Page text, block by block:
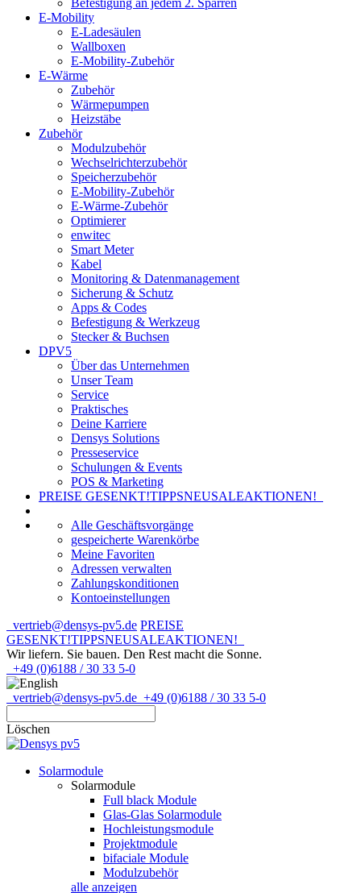
E-Mobility
E-Ladesäulen
Wallboxen
E-Mobility-Zubehör
E-Wärme
Zubehör
Wärmepumpen
Heizstäbe
Zubehör
Modulzubehör
Wechselrichterzubehör
Speicherzubehör
E-Mobility-Zubehör
E-Wärme-Zubehör
Optimierer
enwitec
Smart Meter
Kabel
Monitoring & Datenmanagement
Sicherung & Schutz
Apps & Codes
Befestigung & Werkzeug
Stecker & Buchsen
DPV5
Über das Unternehmen
Unser Team
Service
Praktisches
Deine Karriere
Densys Solutions
Presseservice
Schulungen & Events
POS & Marketing
PREISE GESENKT!TIPPSNEUSALEAKTIONEN!
Alle Geschäftsvorgänge
gespeicherte Warenkörbe
Meine Favoriten
Adressen verwalten
Zahlungskonditionen
Kontoeinstellungen
vertrieb@densys-pv5.de PREISE
GESENKT!TIPPSNEUSALEAKTIONEN!
Wir liefern. Sie bauen. Den Rest macht die Sonne.
+49 (0)6188 / 30 33 5-0
vertrieb@densys-pv5.de +49 (0)6188 / 30 33 5-0
Löschen
Solarmodule
Solarmodule
Full black Module
Glas-Glas Solarmodule
Hochleistungsmodule
Projektmodule
bifaciale Module
Modulzubehör
alle anzeigen